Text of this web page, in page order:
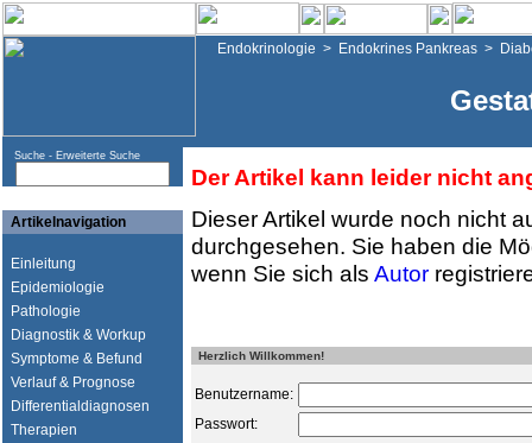
Endokrinologie > Endokrines Pankreas >
Suche - Erweiterte Suche
Artikelnavigation
Einleitung
Epidemiologie
Pathologie
Diagnostik & Workup
Symptome & Befund
Verlauf & Prognose
Differentialdiagnosen
Therapien
Der Artikel kann leider nicht
Dieser Artikel wurde noch nicht
durchgesehen. Sie haben die
wenn Sie sich als Autor
Herzlich Willkommen!
Benutzername:
Passwort: